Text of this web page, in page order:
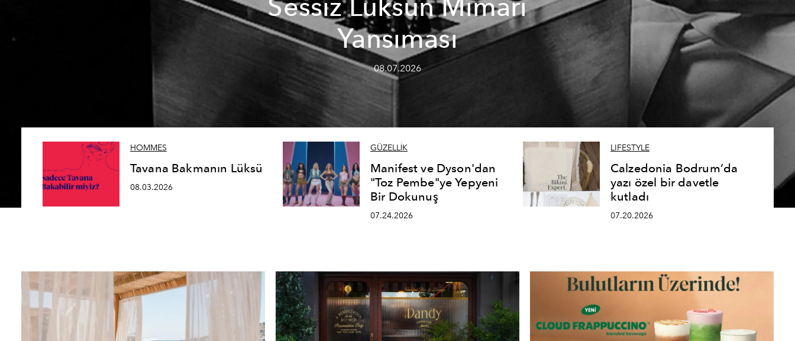
Sessiz Lüksün Mimari
Yansıması
08.07.2026
HOMMES
Tavana Bakmanın Lüksü
08.03.2026
GÜZELLİK
Manifest ve Dyson'dan
"Toz Pembe"ye Yepyeni
Bir Dokunuş
07.24.2026
LIFESTYLE
Calzedonia Bodrum’da
yazı özel bir davetle
kutladı
07.20.2026